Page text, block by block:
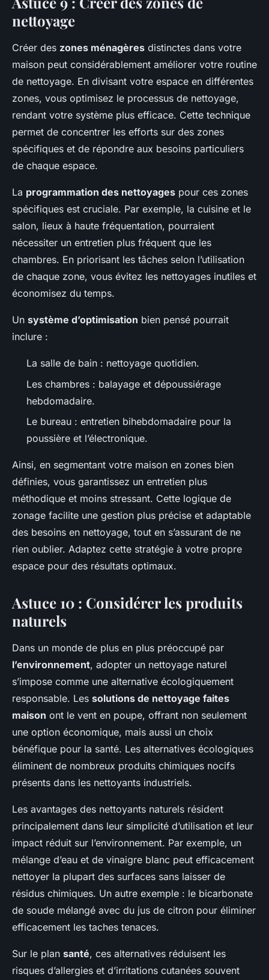
nettoyage
Créer des zones ménagères distinctes dans votre
maison peut considérablement améliorer votre routine
de nettoyage. En divisant votre espace en différentes
zones, vous optimisez le processus de nettoyage,
rendant votre système plus efficace. Cette technique
permet de concentrer les efforts sur des zones
spécifiques et de répondre aux besoins particuliers
de chaque espace.
La programmation des nettoyages pour ces zones
spécifiques est cruciale. Par exemple, la cuisine et le
salon, lieux à haute fréquentation, pourraient
nécessiter un entretien plus fréquent que les
chambres. En priorisant les tâches selon l’utilisation
de chaque zone, vous évitez les nettoyages inutiles et
économisez du temps.
Un système d’optimisation bien pensé pourrait
inclure :
La salle de bain : nettoyage quotidien.
Les chambres : balayage et dépoussiérage
hebdomadaire.
Le bureau : entretien bihebdomadaire pour la
poussière et l’électronique.
Ainsi, en segmentant votre maison en zones bien
définies, vous garantissez un entretien plus
méthodique et moins stressant. Cette logique de
zonage facilite une gestion plus précise et adaptable
des besoins en nettoyage, tout en s’assurant de ne
rien oublier. Adaptez cette stratégie à votre propre
espace pour des résultats optimaux.
Astuce 10 : Considérer les produits
naturels
Dans un monde de plus en plus préoccupé par
l’environnement, adopter un nettoyage naturel
s’impose comme une alternative écologiquement
responsable. Les solutions de nettoyage faites
maison ont le vent en poupe, offrant non seulement
une option économique, mais aussi un choix
bénéfique pour la santé. Les alternatives écologiques
éliminent de nombreux produits chimiques nocifs
présents dans les nettoyants industriels.
Les avantages des nettoyants naturels résident
principalement dans leur simplicité d’utilisation et leur
impact réduit sur l’environnement. Par exemple, un
mélange d’eau et de vinaigre blanc peut efficacement
nettoyer la plupart des surfaces sans laisser de
résidus chimiques. Un autre exemple : le bicarbonate
de soude mélangé avec du jus de citron pour éliminer
efficacement les taches tenaces.
Sur le plan santé, ces alternatives réduisent les
risques d’allergies et d’irritations cutanées souvent